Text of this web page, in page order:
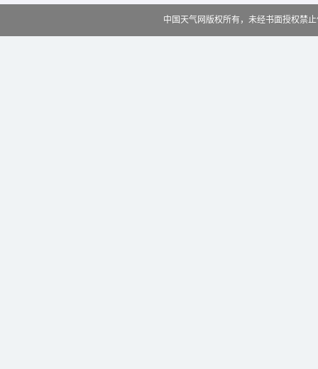
中国天气网版权所有，未经书面授权